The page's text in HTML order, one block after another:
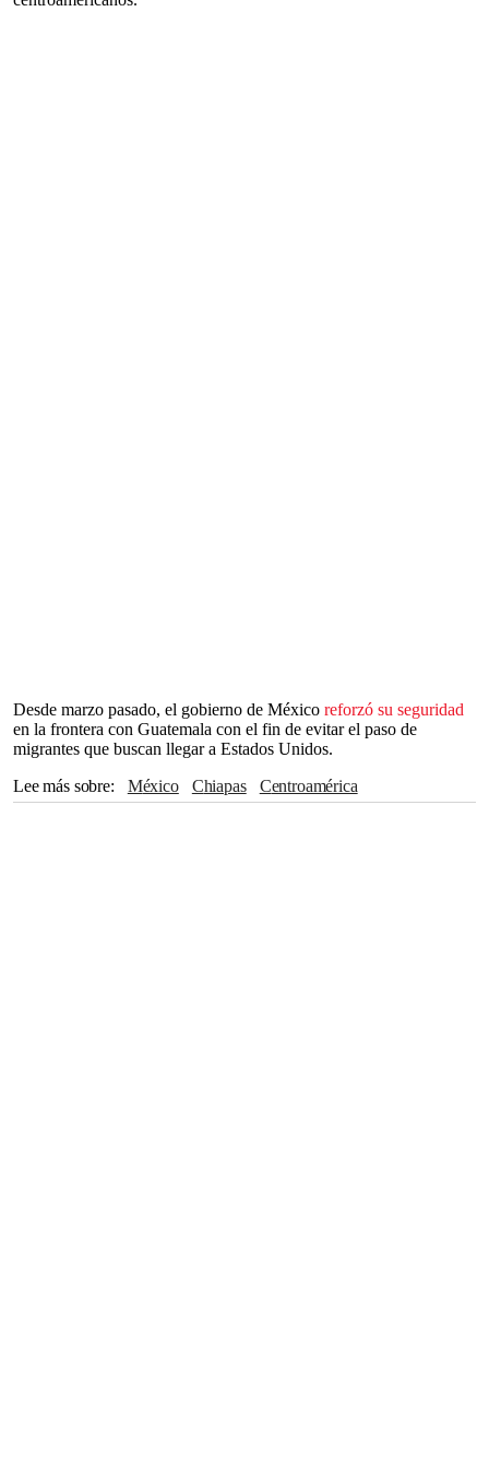
Desde marzo pasado, el gobierno de México reforzó su seguridad
en la frontera con Guatemala con el fin de evitar el paso de
migrantes que buscan llegar a Estados Unidos.
Lee más sobre
México Chiapas
Centroamérica